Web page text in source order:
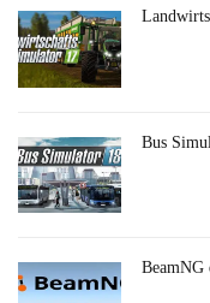
Bus
BeamNG